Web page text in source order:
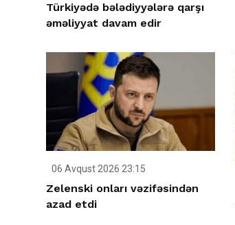
Türkiyədə bələdiyyələrə qarşı
əməliyyat davam edir
06 Avqust 2026 23:15
Zelenski onları vəzifəsindən
azad etdi